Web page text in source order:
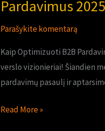
Pardavimus 2025
Parašykite komentarą
Kaip Optimizuoti B2B
verslo vizionieriai! Šiandien
pardavimų pasaulį ir
B2B
Pardavimus
Read More »